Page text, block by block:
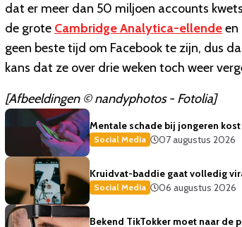
dat er meer dan 50 miljoen accounts
de grote Cambridge Analytica-ellendeen
geen beste tijd om Facebook te zijn, dus
kans dat ze over drie weken toch weer
[Afbeeldingen © nandyphotos - Fotolia]
Mentale schade bij jongeren
Social Media 07 augustus 2026
Kruidvat-baddie gaat volledig
Social Media 06 augustus 2026
Bekend TikTokker moet naar de